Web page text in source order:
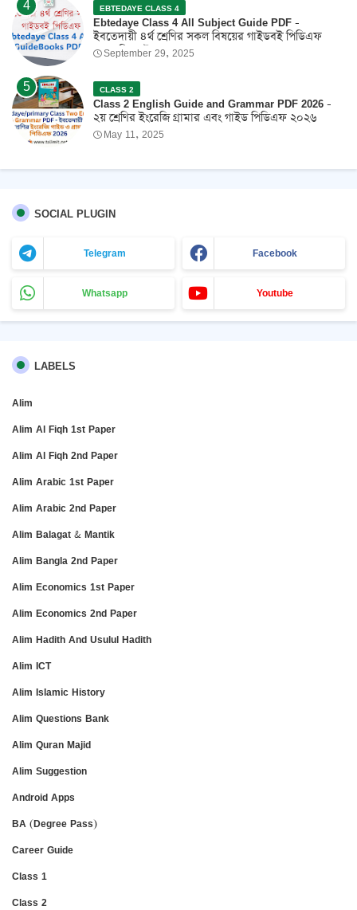
EBTEDAYE CLASS 4
Ebtedaye Class 4 All Subject Guide PDF -
ইবতেদায়ী ৪র্থ শ্রেণির সকল বিষয়ের গাইডবই পিডিএফ
2026 ফ্রি ডাউনলোড
September 29, 2025
CLASS 2
Class 2 English Guide and Grammar PDF 2026 -
২য় শ্রেণির ইংরেজি গ্রামার এবং গাইড পিডিএফ ২০২৬
May 11, 2025
SOCIAL PLUGIN
Telegram Facebook
Whatsapp Youtube
LABELS
Alim
Alim Al Fiqh 1st Paper
Alim Al Fiqh 2nd Paper
Alim Arabic 1st Paper
Alim Arabic 2nd Paper
Alim Balagat & Mantik
Alim Bangla 2nd Paper
Alim Economics 1st Paper
Alim Economics 2nd Paper
Alim Hadith And Usulul Hadith
Alim ICT
Alim Islamic History
Alim Questions Bank
Alim Quran Majid
Alim Suggestion
Android Apps
BA (Degree Pass)
Career Guide
Class 1
Class 2